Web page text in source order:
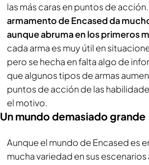
las más caras en puntos de acción.
armamento de Encased da
aunque abruma en los primeros
cada arma es muy útil en
pero se hecha en falta algo de
que algunos tipos de armas
puntos de acción de las
el motivo.
Un mundo demasiado grande
Aunque el mundo de Encased es
mucha variedad en sus escenarios